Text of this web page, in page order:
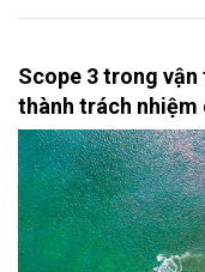
Scope 3 trong
thành trách nhiệm